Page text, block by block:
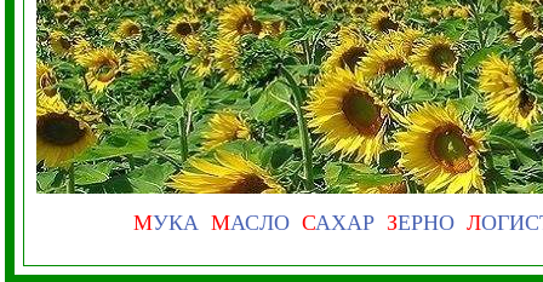
МУКА МАСЛО САХАР ЗЕРНО Л